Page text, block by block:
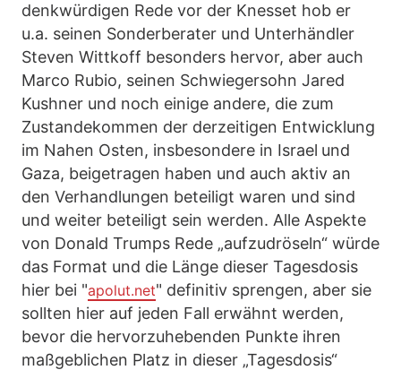
denkwürdigen Rede vor der Knesset hob er
u.a. seinen Sonderberater und Unterhändler
Steven Wittkoff besonders hervor, aber auch
Marco Rubio, seinen Schwiegersohn Jared
Kushner und noch einige andere, die zum
Zustandekommen der derzeitigen Entwicklung
im Nahen Osten, insbesondere in Israel und
Gaza, beigetragen haben und auch aktiv an
den Verhandlungen beteiligt waren und sind
und weiter beteiligt sein werden. Alle Aspekte
von Donald Trumps Rede „aufzudröseln“ würde
das Format und die Länge dieser Tagesdosis
hier bei "apolut.net" definitiv sprengen, aber sie
sollten hier auf jeden Fall erwähnt werden,
bevor die hervorzuhebenden Punkte ihren
maßgeblichen Platz in dieser „Tagesdosis“